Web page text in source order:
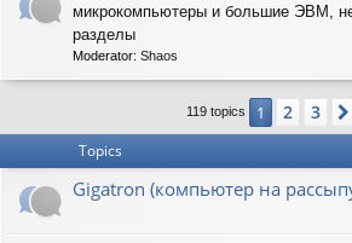
микрокомпьютеры и большие ЭВМ,
разделы
Moderator: Shaos
119 topics 1 2 3
Topics
Gigatron (компьютер на